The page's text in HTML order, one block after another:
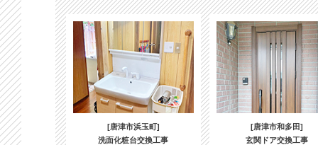
[唐津市浜玉町]
洗面化粧台交換工事
[唐津市和多田]
玄関ドア交換工事